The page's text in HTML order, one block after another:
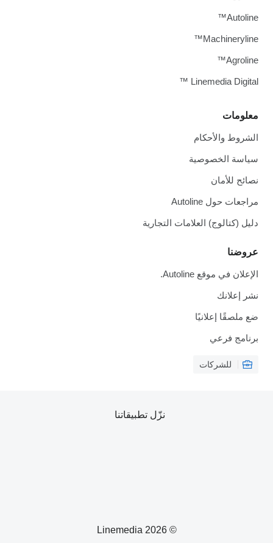
معلومات
الشروط والأحكام
سياسة الخصوصية
نصائح للأمان
مراجعات حول Autoline
دليل (كتالوج) العلامات التجارية
عروضنا
الإعلان في موقع Autoline.
نشر إعلانك
ضع ملصقًا إعلانيًا
برنامج فرعي
للشركات
Autoline™
Machineryline™
Agroline™
Linemedia Digital ™
© 2026 Linemedia
نزّل تطبيقاتنا